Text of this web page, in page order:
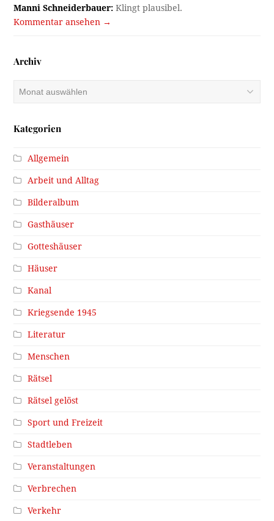
Manni Schneiderbauer: Klingt plausibel.
Kommentar ansehen →
Archiv
Kategorien
Allgemein
Arbeit und Alltag
Bilderalbum
Gasthäuser
Gotteshäuser
Häuser
Kanal
Kriegsende 1945
Literatur
Menschen
Rätsel
Rätsel gelöst
Sport und Freizeit
Stadtleben
Veranstaltungen
Verbrechen
Verkehr